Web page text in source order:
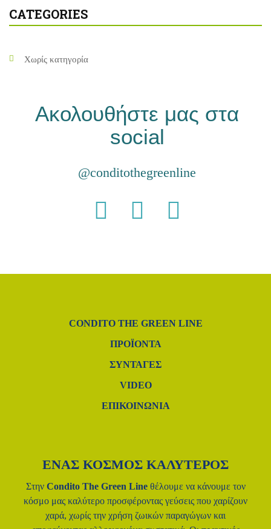
CATEGORIES
Χωρίς κατηγορία
Ακολουθήστε μας στα
social
@conditothegreenline
CONDITO THE GREEN LINE
ΠΡΟΪΌΝΤΑ
ΣΥΝΤΑΓΈΣ
VIDEO
ΕΠΙΚΟΙΝΩΝΙΑ
ΕΝΑΣ ΚΟΣΜΟΣ ΚΑΛΥΤΕΡΟΣ
Στην Condito The Green Lineθέλουμε να κάνουμε τον
κόσμο μας καλύτερο προσφέροντας γεύσεις που χαρίζουν
χαρά, χωρίς την χρήση ζωικών παραγώγων και